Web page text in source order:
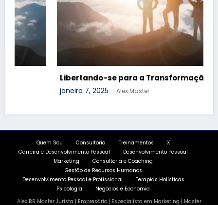
Pessoal
outubro 11, 2024 Alex Master
Consultoria
Carreira e Desenvolvimento Pessoal
Desenvolvimento Pessoal